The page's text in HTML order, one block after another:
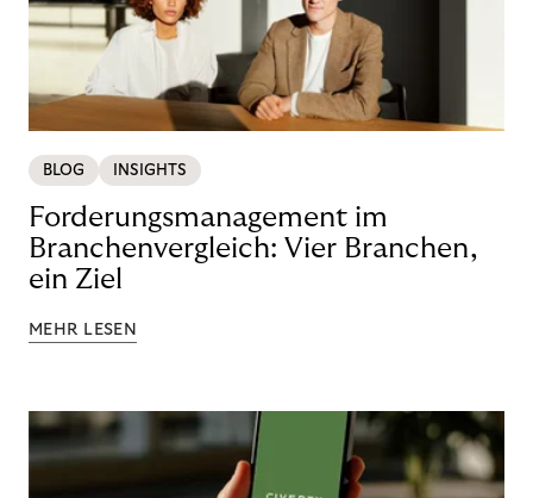
BLOG INSIGHTS
Forderungsmanagement im
Branchenvergleich: Vier Branchen,
ein Ziel
MEHR LESEN